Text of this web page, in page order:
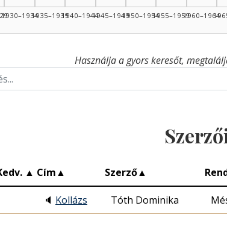
1930–19341935–19391940–19441945–19491950–19541955–19591960–1964
Használja a gyors keresőt,
▲ Cím▲ Szerző▲
🔈 Kollázs Tóth Dominika